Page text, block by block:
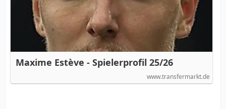
Maxime Estève - Spielerprofil 25/26
www.transfermarkt.de